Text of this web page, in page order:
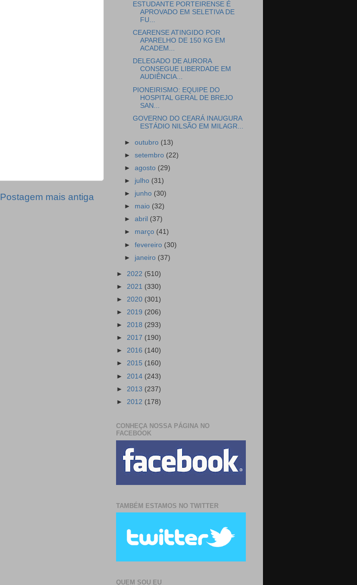
Postagem mais antiga
ESTUDANTE PORTEIRENSE É
APROVADO EM SELETIVA DE
FU...
CEARENSE ATINGIDO POR
APARELHO DE 150 KG EM
ACADEM...
DELEGADO DE AURORA
CONSEGUE LIBERDADE EM
AUDIÊNCIA...
PIONEIRISMO: EQUIPE DO
HOSPITAL GERAL DE BREJO
SAN...
GOVERNO DO CEARÁ INAUGURA
ESTÁDIO NILSÃO EM MILAGR...
►outubro (13)
►setembro (22)
►agosto (29)
► julho (31)
► junho (30)
► maio (32)
►abril (37)
► março (41)
►fevereiro (30)
► janeiro (37)
► 2022 (510)
► 2021 (330)
► 2020 (301)
► 2019 (206)
► 2018 (293)
► 2017 (190)
► 2016 (140)
► 2015 (160)
► 2014 (243)
► 2013 (237)
► 2012 (178)
CONHEÇA NOSSA PÁGINA NO
FACEBOOK
TAMBÉM ESTAMOS NO TWITTER
QUEM SOU EU